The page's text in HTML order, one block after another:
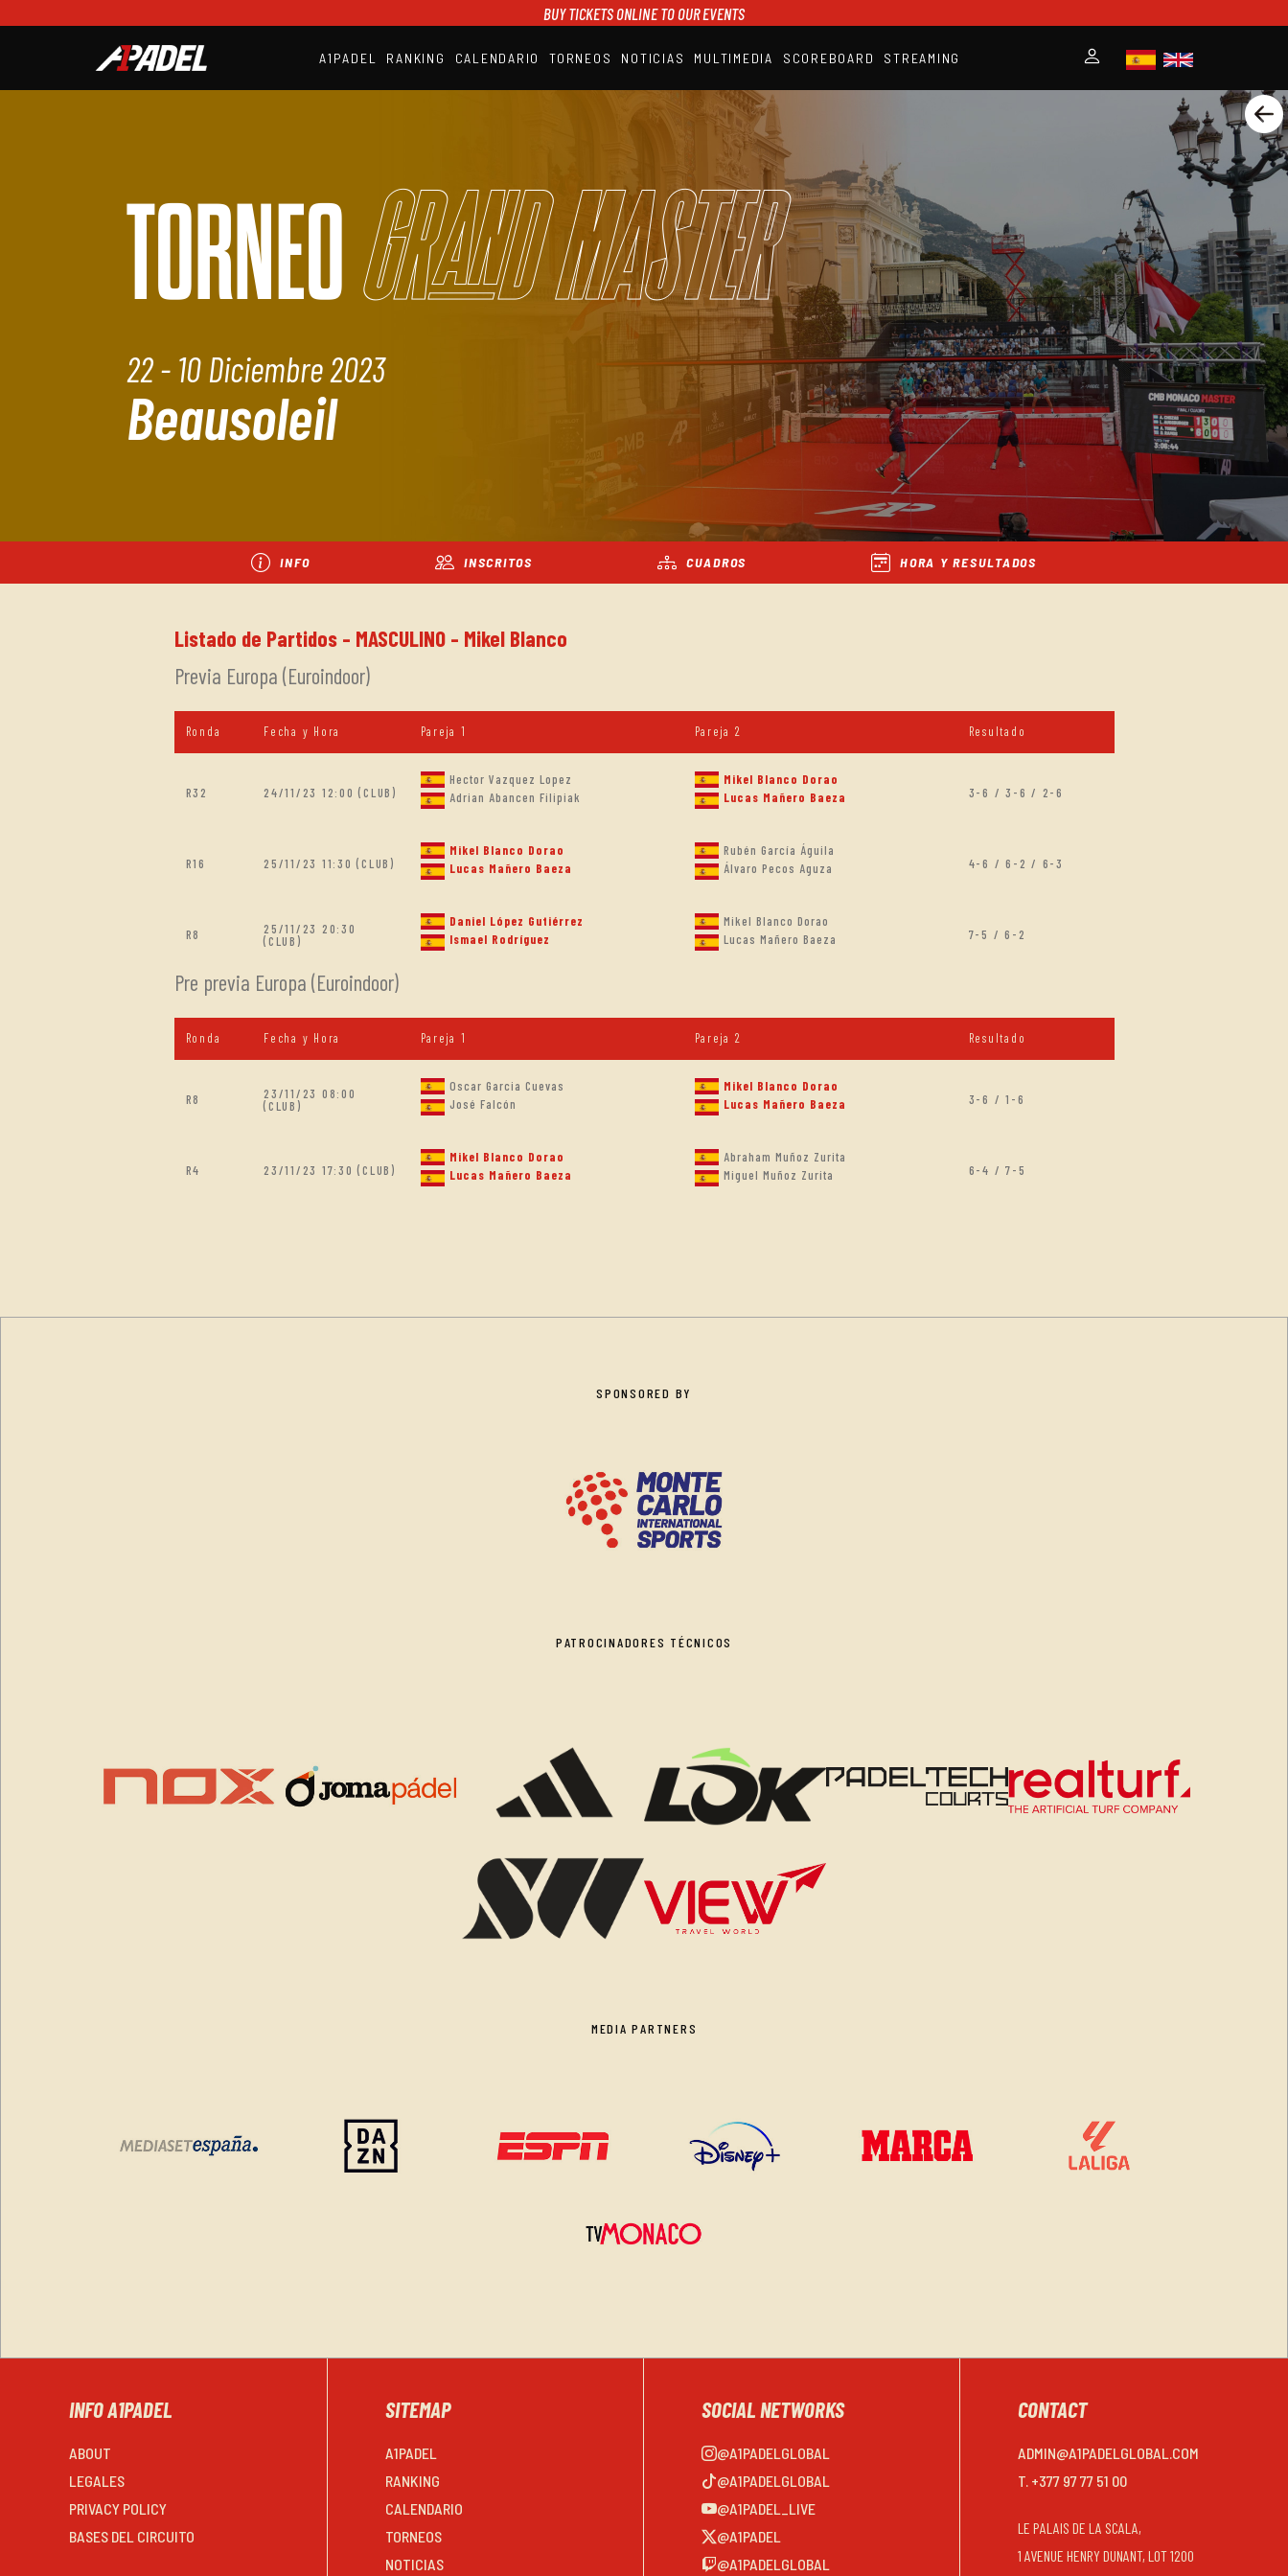
BUY TICKETS ONLINE TO OUR EVENTS
A1PADEL RANKING CALENDARIO TORNEOS NOTICIAS MULTIMEDIA SCOREBOARD STREAMING
RANKING
SCOREBOARD
STREAMING
TORNEOGrand Master
22 - 10 Diciembre 2023
Beausoleil
INFO INSCRITOS CUADROS HORA Y RESULTADOS
Listado de Partidos - MASCULINO - Mikel Blanco
Previa Europa (Euroindoor)
Ronda Fecha y Hora Pareja 1 Pareja 2 Resultado
R32 24/11/23 12:00 (CLUB)
Hector Vazquez Lopez
Adrian Abancen Filipiak
Mikel Blanco Dorao
Lucas Mañero Baeza
3-6 / 3-6 / 2-6
R16 25/11/23 11:30 (CLUB)
Mikel Blanco Dorao
Lucas Mañero Baeza
Rubén García Águila
Álvaro Pecos Aguza
4-6 / 6-2 / 6-3
R8
25/11/23 20:30
(CLUB)
Daniel López Gutiérrez
Ismael Rodríguez
Mikel Blanco Dorao
Lucas Mañero Baeza
7-5 / 6-2
Pre previa Europa (Euroindoor)
Ronda Fecha y Hora Pareja 1 Pareja 2 Resultado
R8
23/11/23 08:00
(CLUB)
Oscar Garcia Cuevas
José Falcón
Mikel Blanco Dorao
Lucas Mañero Baeza
3-6 / 1-6
R4 23/11/23 17:30 (CLUB)
Mikel Blanco Dorao
Lucas Mañero Baeza
Abraham Muñoz Zurita
Miguel Muñoz Zurita
6-4 / 7-5
SPONSORED BY
PATROCINADORES TÉCNICOS
MEDIA PARTNERS
INFO A1PADEL
ABOUT
LEGALES
PRIVACY POLICY
BASES DEL CIRCUITO
SITEMAP
A1PADEL
RANKING
CALENDARIO
TORNEOS
NOTICIAS
SOCIAL NETWORKS
@A1PADELGLOBAL
@A1PADELGLOBAL
@A1PADEL_LIVE
@A1PADEL
@A1PADELGLOBAL
CONTACT
ADMIN@A1PADELGLOBAL.COM
T. +377 97 77 51 00
LE PALAIS DE LA SCALA,
1 AVENUE HENRY DUNANT, LOT 1200